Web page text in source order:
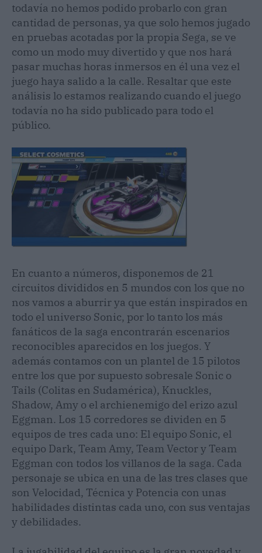
todavía no hemos podido probarlo con gran
cantidad de personas, ya que solo hemos jugado
en pruebas acotadas por la propia Sega, se ve
como un modo muy divertido y que nos hará
pasar muchas horas inmersos en él una vez el
juego haya salido a la calle. Resaltar que este
análisis lo estamos realizando cuando el juego
todavía no ha sido publicado para todo el
público.
En cuanto a números, disponemos de 21
circuitos divididos en 5 mundos con los que no
nos vamos a aburrir ya que están inspirados en
todo el universo Sonic, por lo tanto los más
fanáticos de la saga encontrarán escenarios
reconocibles aparecidos en los juegos. Y
además contamos con un plantel de 15 pilotos
entre los que por supuesto sobresale Sonic o
Tails (Colitas en Sudamérica), Knuckles,
Shadow, Amy o el archienemigo del erizo azul
Eggman. Los 15 corredores se dividen en 5
equipos de tres cada uno: El equipo Sonic, el
equipo Dark, Team Amy, Team Vector y Team
Eggman con todos los villanos de la saga. Cada
personaje se ubica en una de las tres clases que
son Velocidad, Técnica y Potencia con unas
habilidades distintas cada uno, con sus ventajas
y debilidades.